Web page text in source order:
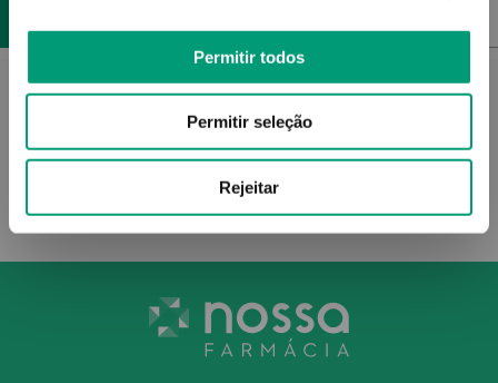
Permitir todos
Permitir seleção
Rejeitar